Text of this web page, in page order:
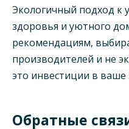
Экологичный подход к
здоровья и уютного
рекомендациям,
производителей и не
это инвестиции в
Обратные